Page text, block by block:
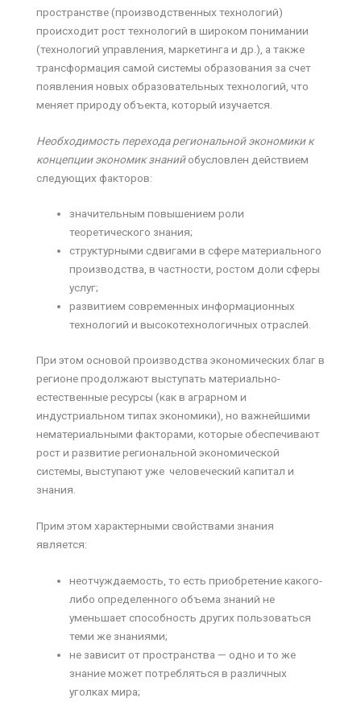
пространстве (производственных технологий)
происходит рост технологий в широком понимании
(технологий управления, маркетинга и др.), а также
трансформация самой системы образования за счет
появления новых образовательных технологий, что
меняет природу объекта, который изучается.
Необходимость перехода региональной экономики к
концепции экономик знанийобусловлен действием
следующих факторов:
значительным повышением роли
теоретического знания;
структурными сдвигами в сфере материального
производства, в частности, ростом доли сферы
услуг;
развитием современных информационных
технологий и высокотехнологичных отраслей.
При этом основой производства экономических благ в
регионе продолжают выступать материально-
естественные ресурсы (как в аграрном и
индустриальном типах экономики), но важнейшими
нематериальными факторами, которые обеспечивают
рост и развитие региональной экономической
системы, выступают уже человеческий капитал и
знания.
Прим этом характерными свойствами знания
является:
неотчуждаемость, то есть приобретение какого-
либо определенного объема знаний не
уменьшает способность других пользоваться
теми же знаниями;
не зависит от пространства — одно и то же
знание может потребляться в различных
уголках мира;